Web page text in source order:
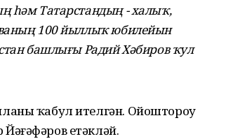
һәм Татарстандың - халыҡ,
100 йыллыҡ юбилейын
башлығы Радий Хәбиров ҡул
ҡабул ителгән. Ойоштороу
етәкләй.